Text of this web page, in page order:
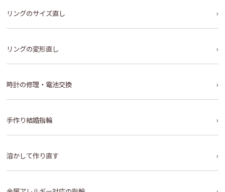
リングのサイズ直し
リングの変形直し
時計の修理・電池交換
手作り結婚指輪
溶かして作り直す